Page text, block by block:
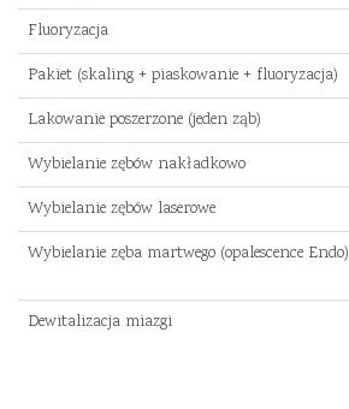
Fluoryzacja
Pakiet (skaling + piaskowanie + fluoryzacja)
Lakowanie poszerzone (jeden ząb)
Wybielanie zębów nakładkowo
Wybielanie zębów laserowe
Wybielanie zęba martwego (opalescence Endo)
Dewitalizacja miazgi